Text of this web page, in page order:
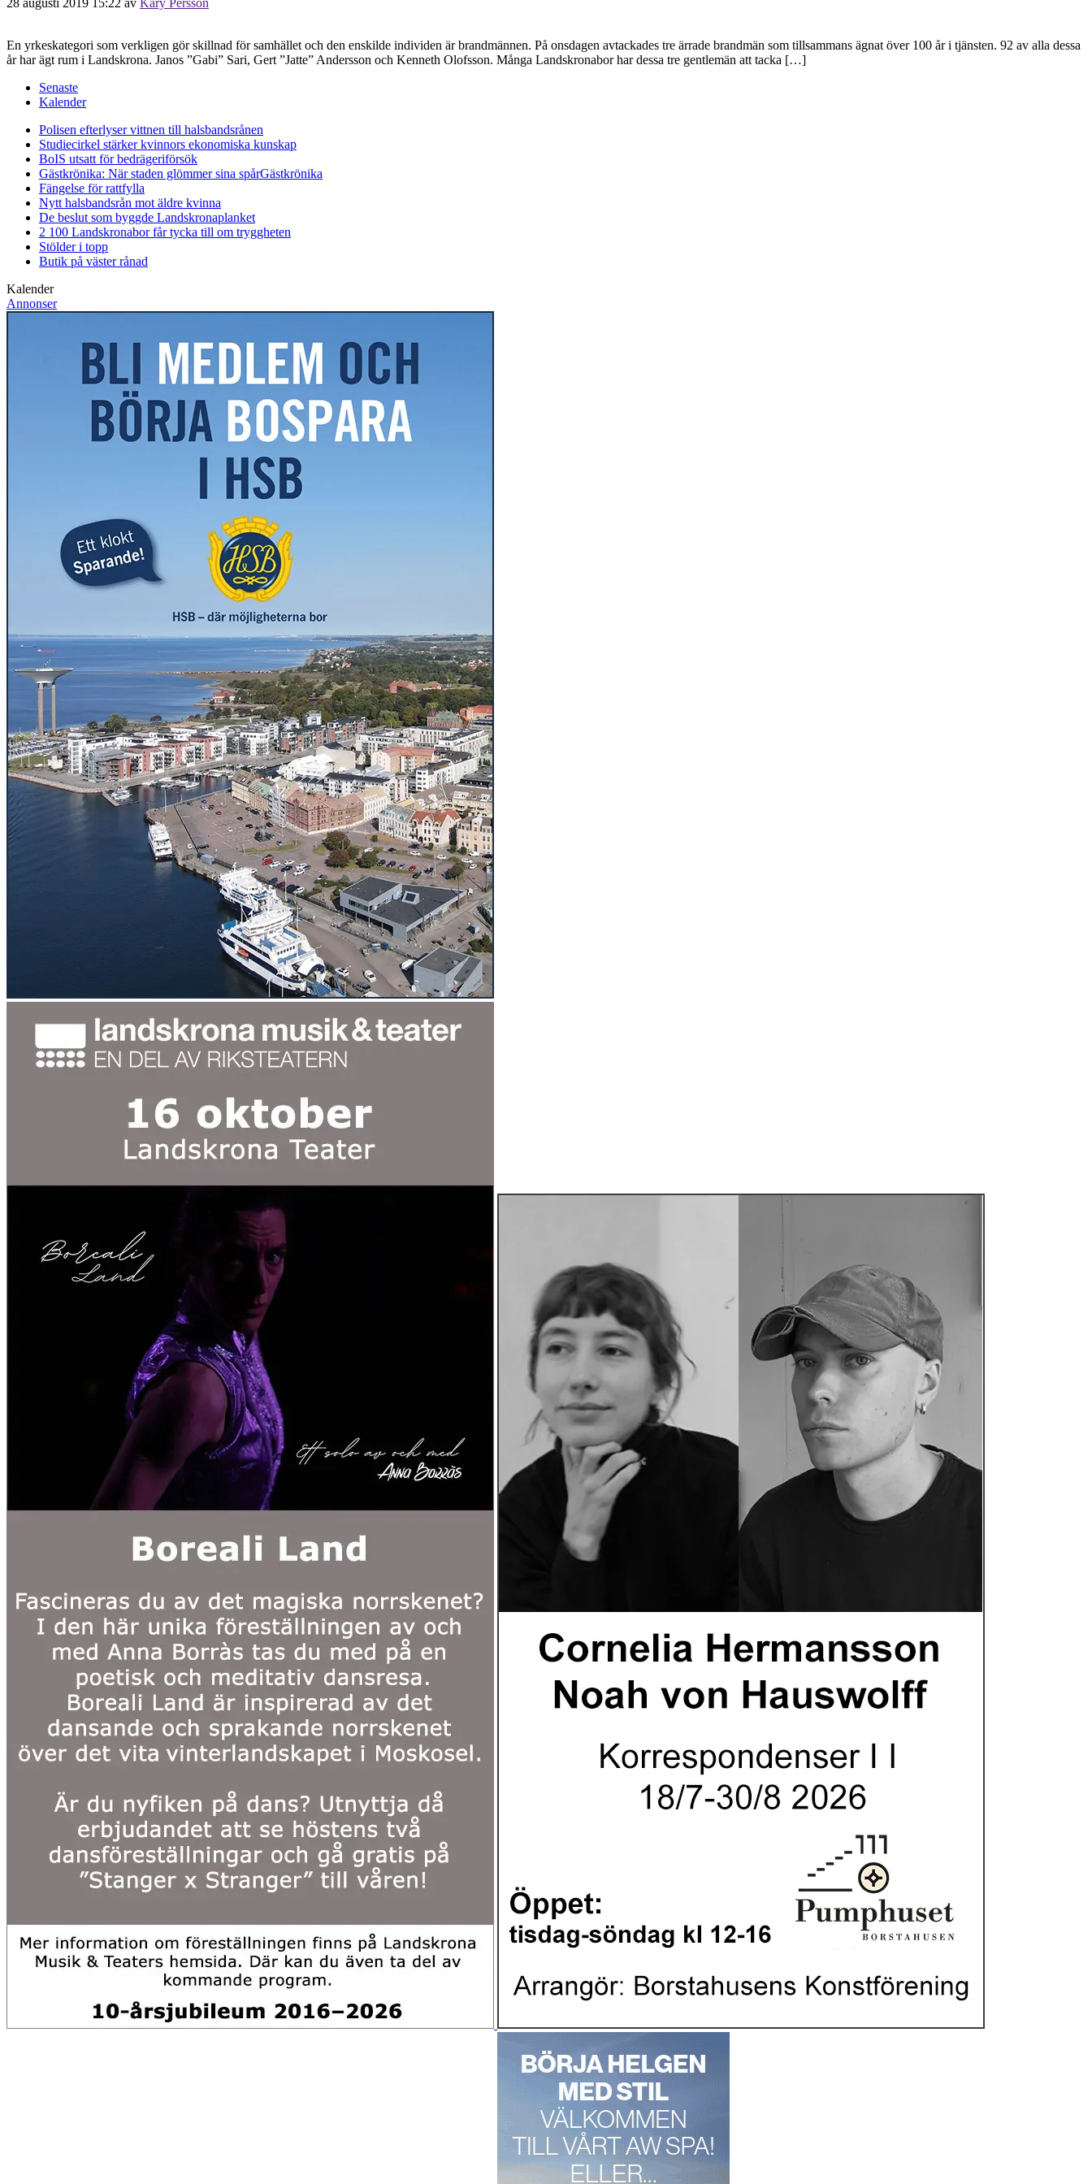
En yrkeskategori som verkligen gör skillnad för samhället och den enskilde individen är brandmännen. På onsdagen avtackades tre ärrade brandmän som tillsammans ägnat över 100 år i tjänsten. 92 av alla dessa
år har ägt rum i Landskrona. Janos ”Gabi” Sari, Gert ”Jatte” Andersson och Kenneth Olofsson. Många Landskronabor har dessa tre gentlemän att tacka […]
Senaste
Kalender
Polisen efterlyser vittnen till halsbandsrånen
Studiecirkel stärker kvinnors ekonomiska kunskap
BoIS utsatt för bedrägeriförsök
Gästkrönika: När staden glömmer sina spårGästkrönika
Fängelse för rattfylla
Nytt halsbandsrån mot äldre kvinna
De beslut som byggde Landskronaplanket
2 100 Landskronabor får tycka till om tryggheten
Stölder i topp
Butik på väster rånad
Kalender
Annonser